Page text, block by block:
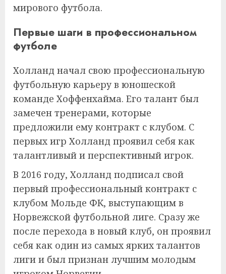
мирового футбола.
Первые шаги в профессиональном
футболе
Холланд начал свою профессиональную
футбольную карьеру в юношеской
команде Хоффенхайма. Его талант был
замечен тренерами, которые
предложили ему контракт с клубом. С
первых игр Холланд проявил себя как
талантливый и перспективный игрок.
В 2016 году, Холланд подписал свой
первый профессиональный контракт с
клубом Мольде ФК, выступающим в
Норвежской футбольной лиге. Сразу же
после перехода в новый клуб, он проявил
себя как один из самых ярких талантов
лиги и был признан лучшим молодым